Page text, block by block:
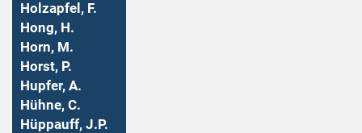
Holzapfel, F.
Hong, H.
Horn, M.
Horst, P.
Hupfer, A.
Hühne, C.
Hüppauff, J.P.